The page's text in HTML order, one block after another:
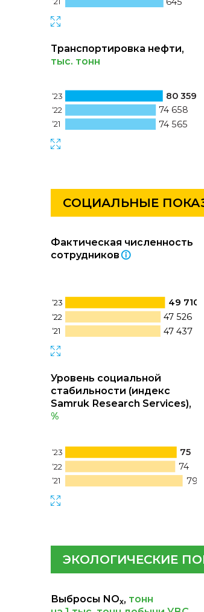
Транспортировка нефти,
тыс. тонн
‘23
‘22
‘21
80 359
74 658
74 565
СОЦИАЛЬНЫЕ
Фактическая численность
сотрудников
‘23
‘22
‘21
49 710
47 526
47 437
Уровень социальной
стабильности (индекс
Samruk Research Services),
%
‘23
‘22
‘21
75
74
79
ЭКОЛОГИЧЕСКИЕ
Выбросы NОx, тонн